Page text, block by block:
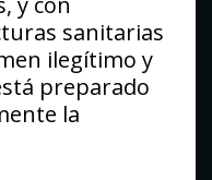
sanitarias
ilegítimo y
preparado
la